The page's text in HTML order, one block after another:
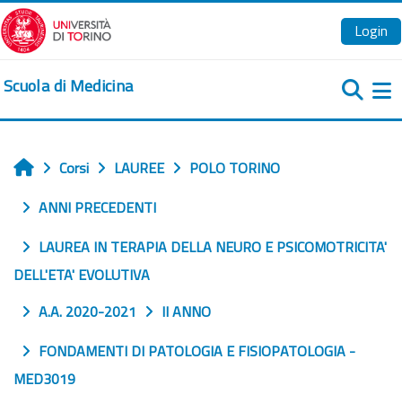
Vai al contenuto principale
Login
Scuola di Medicina
Home
Corsi LAUREE
POLO TORINO
ANNI PRECEDENTI
LAUREA IN TERAPIA DELLA NEURO E PSICOMOTRICITA'
DELL'ETA' EVOLUTIVA
A.A. 2020-2021
II ANNO
FONDAMENTI DI PATOLOGIA E FISIOPATOLOGIA -
MED3019